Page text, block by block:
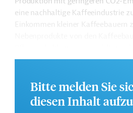
eine nachhaltige Kaffeeindustrie
Einkommen kleiner Kaffeebauern
GTAI informiert über die
:
und praktische Hinweise zur
Bitte melden Sie
diesen Inhalt